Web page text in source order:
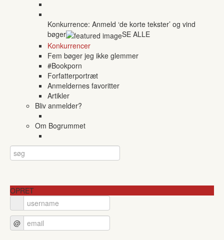
Konkurrence: Anmeld ‘de korte tekster’ og vind
bøger
SE ALLE
Konkurrencer
Fem bøger jeg ikke glemmer
#Bookporn
Forfatterportræt
Anmeldernes favoritter
Artikler
Bliv anmelder?
Om Bogrummet
OPRET
@